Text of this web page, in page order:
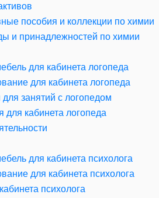
пособия и коллекции по химии
и принадлежностей по химии
для кабинета логопеда
для кабинета логопеда
занятий с логопедом
для кабинета логопеда
для кабинета психолога
для кабинета психолога
психолога